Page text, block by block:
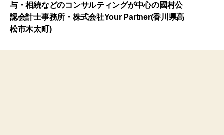
与・相続などのコンサルティングが中心の國村公
認会計士事務所・株式会社Your Partner(香川県高
松市木太町)